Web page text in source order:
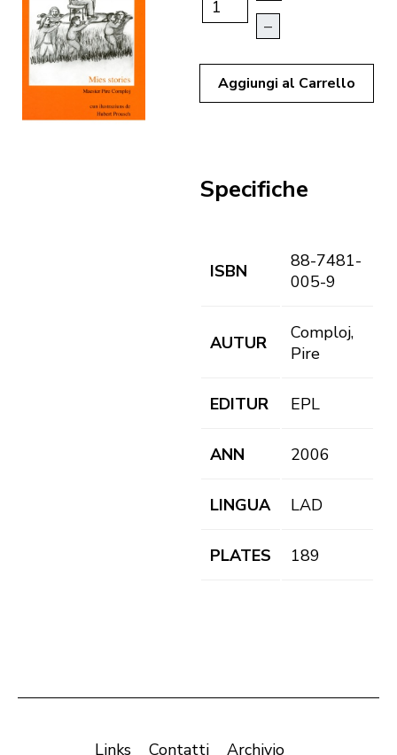
–
Aggiungi al Carrello
Specifiche
ISBN
88-7481-
005-9
AUTUR
Comploj,
Pire
EDITUR EPL
ANN 2006
LINGUA LAD
PLATES 189
Links Contatti Archivio